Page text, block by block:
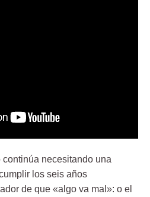
necesitando una
los seis años
de que «algo va mal»: o el